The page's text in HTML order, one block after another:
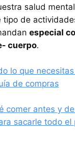
salud
de
especial
cuerpo.
lo que
de compras
comer antes y
sacarle todo